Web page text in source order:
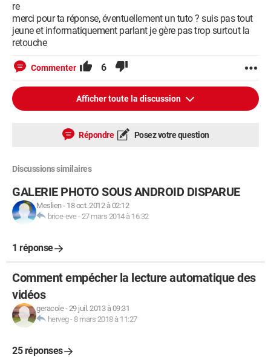
re
merci pour ta réponse, éventuellement un tuto ? suis pas tout
jeune et informatiquement parlant je gère pas trop surtout la
retouche
Commenter 6
Afficher toute la discussion
Répondre Posez votre question
Discussions similaires
GALERIE PHOTO SOUS ANDROID DISPARUE
Meslien- 18 oct. 2012 à 02:12
brice-eve-27 mars 2014 à 16:32
1 réponse
Comment empécher la lecture automatique des
vidéos
geracole-29 juil. 2013 à 09:31
herveg- 8 mars 2018 à 11:27
25 réponses